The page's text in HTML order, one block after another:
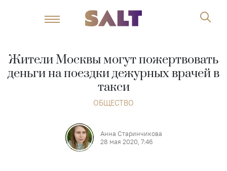
Жители Москвы могут пожертвовать
деньги на поездки дежурных врачей в
такси
ОБЩЕСТВО
Анна Старинчикова
28 мая 2020, 7:46